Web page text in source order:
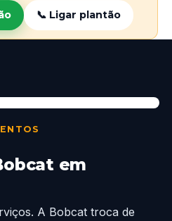
📞 Ligar plantão
em
A Bobcat troca de